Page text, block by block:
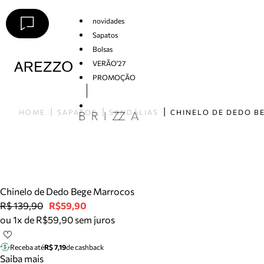
novidades
Sapatos
Bolsas
VERÃO'27
PROMOÇÃO
HOME SAPATOS SANDÁLIAS
Chinelo de Dedo Bege Marrocos
R$ 139,90 R$59,90
ou 1x de R$59,90 sem juros
Receba atéR$ 7,19de cashback
Saiba mais